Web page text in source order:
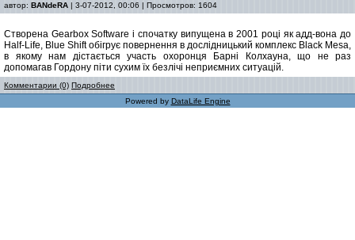
автор: BANdeRA | 3-07-2012, 00:06 | Просмотров: 1604
Створена Gearbox Software і спочатку випущена в 2001 році як адд-вона до
Half-Life, Blue Shift обігрує повернення в дослідницький комплекс Black Mesa,
в якому нам дістається участь охоронця Барні Колхауна, що не раз
допомагав Гордону піти сухим їх безлічі неприємних ситуацій.
Комментарии (0) Подробнее
Powered by DataLife Engine